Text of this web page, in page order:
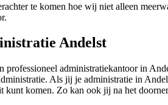
te komen hoe wij niet alleen
Andelst
professioneel administratiekantoor in
Als jij je administratie in
kunt komen. Zo kan ook jij na het